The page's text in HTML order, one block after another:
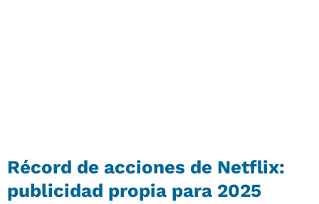
Récord de acciones de Netflix:
publicidad propia para 2025